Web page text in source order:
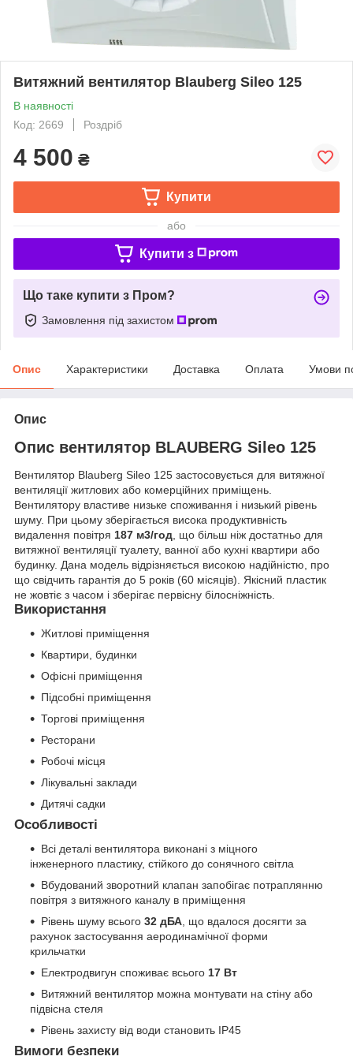
Витяжний вентилятор Blauberg Sileo 125
В наявності
Код: 2669
Роздріб
4 500 ₴
Купити
або
Купити з
Що таке купити з Пром?
Замовлення під захистом
Опис Характеристики Доставка Оплата Умови
Опис
Опис вентилятор BLAUBERG Sileo 125
Вентилятор Blauberg Sileo 125 застосовується для витяжної
вентиляції житлових або комерційних приміщень.
Вентилятору властиве низьке споживання і низький рівень
шуму. При цьому зберігається висока продуктивність
видалення повітря 187 м3/год, що більш ніж достатньо для
витяжної вентиляції туалету, ванної або кухні квартири або
будинку. Дана модель відрізняється високою надійністю, про
що свідчить гарантія до 5 років (60 місяців). Якісний пластик
не жовтіє з часом і зберігає первісну білосніжність.
Використання
Житлові приміщення
Квартири, будинки
Офісні приміщення
Підсобні приміщення
Торгові приміщення
Ресторани
Робочі місця
Лікувальні заклади
Дитячі садки
Особливості
Всі деталі вентилятора виконані з міцного
інженерного пластику, стійкого до сонячного світла
Вбудований зворотний клапан запобігає потраплянню
повітря з витяжного каналу в приміщення
Рівень шуму всього 32 дБА , що вдалося досягти за
рахунок застосування аеродинамічної форми
крильчатки
Електродвигун споживає всього 17 Вт
Витяжний вентилятор можна монтувати на стіну або
підвісна стеля
Рівень захисту від води становить IP45
Вимоги безпеки